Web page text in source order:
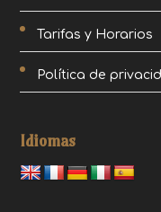
Tarifas y Horarios
Política de
Idiomas